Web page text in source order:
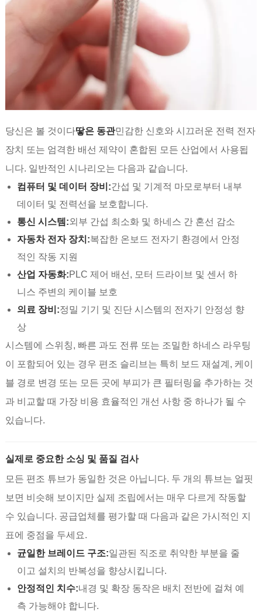
당신은 볼 것이다땋은 동관민감한 신호와 시끄러운 전력 전자
장치 또는 엄격한 배선 제약이 혼합된 모든 산업에서 사용됩
니다. 일반적인 시나리오는 다음과 같습니다.
컴퓨터 및 데이터 장비:간섭 및 기계적 마모로부터 내부
데이터 및 전력선을 보호합니다.
통신 시스템:외부 간섭 최소화 및 하네스 간 혼선 감소
자동차 전자 장치:복잡한 온보드 전자기 환경에서 안정
적인 작동 지원
산업 자동화:PLC 제어 배선, 모터 드라이브 및 센서 하
니스 주변의 케이블 보호
의료 장비:정밀 기기 및 진단 시스템의 전자기 안정성 향
상
시스템에 스위칭, 빠른 과도 전류 또는 조밀한 하네스 라우팅
이 포함되어 있는 경우 편조 슬리브는 특히 보드 재설계, 케이
블 경로 변경 또는 모든 곳에 부피가 큰 필터링을 추가하는 것
과 비교할 때 가장 비용 효율적인 개선 사항 중 하나가 될 수
있습니다.
실제로 중요한 소싱 및 품질 검사
모든 편조 튜브가 동일한 것은 아닙니다. 두 개의 튜브는 얼핏
보면 비슷해 보이지만 실제 조립에서는 매우 다르게 작동할
수 있습니다. 공급업체를 평가할 때 다음과 같은 가시적인 지
표에 중점을 두세요.
균일한 브레이드 구조:일관된 직조로 취약한 부분을 줄
이고 설치의 반복성을 향상시킵니다.
안정적인 치수:내경 및 확장 동작은 배치 전반에 걸쳐 예
측 가능해야 합니다.